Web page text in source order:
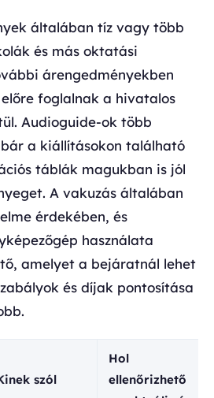
általában tíz vagy több
és más oktatási
árengedményekben
foglalnak a hivatalos
Audioguide-ok több
a kiállításokon található
táblák magukban is jól
A vakuzás általában
érdekében, és
használata
amelyet a bejáratnál lehet
és díjak pontosítása
szól
Hol
ellenőrizhető